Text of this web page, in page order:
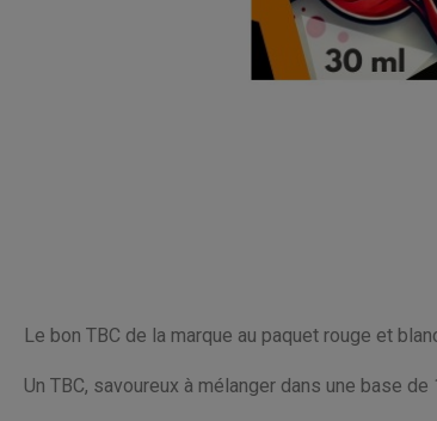
Le bon TBC de la marque au paquet rouge et
Un TBC, savoureux à mélanger dans une base